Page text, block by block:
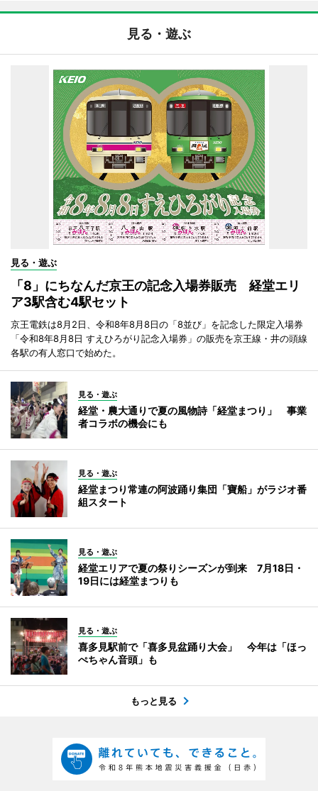
見る・遊ぶ
見る・遊ぶ
「8」にちなんだ京王の記念入場券販売 経堂エリ
ア3駅含む4駅セット
京王電鉄は8月2日、令和8年8月8日の「8並び」を記念した限定入場券
「令和8年8月8日 すえひろがり記念入場券」の販売を京王線・井の頭線
各駅の有人窓口で始めた。
見る・遊ぶ
経堂・農大通りで夏の風物詩「経堂まつり」 事業
者コラボの機会にも
見る・遊ぶ
経堂まつり常連の阿波踊り集団「寶船」がラジオ番
組スタート
見る・遊ぶ
経堂エリアで夏の祭りシーズンが到来 7月18日・
19日には経堂まつりも
見る・遊ぶ
喜多見駅前で「喜多見盆踊り大会」 今年は「ほっ
ぺちゃん音頭」も
もっと見る